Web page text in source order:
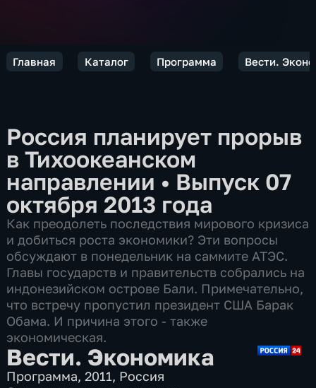
Главная Каталог Программа Вести.
Россия планирует прорыв
в Тихоокеанском
направлении • Выпуск 07
октября 2013 года
Как преодолеть последствия мирового кризиса
и добиться роста экономики? Эти вопросы
обсуждают в понедельник на саммите АТЭС.
Главы государств и правительств собрались на
индонезийском острове Бали. Примечательно,
что встречу пропустил президент США Барак
Обама. И причина этого - также
экономическая.
Вести. Экономика
Программа,2011, Россия